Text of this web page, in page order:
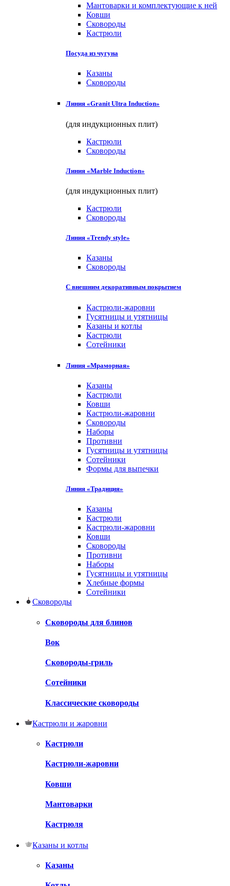
Мантоварки и комплектующие к ней
Ковши
Сковороды
Кастрюли
Посуда из чугуна
Казаны
Сковороды
Линия «Granit Ultra Induction»
(для индукционных плит)
Кастрюли
Сковороды
Линия «Marble Induction»
(для индукционных плит)
Кастрюли
Сковороды
Линия «Trendy style»
Казаны
Сковороды
С внешним декоративным покрытием
Кастрюли-жаровни
Гусятницы и утятницы
Казаны и котлы
Кастрюли
Сотейники
Линия «Мраморная»
Казаны
Кастрюли
Ковши
Кастрюли-жаровни
Сковороды
Наборы
Противни
Гусятницы и утятницы
Сотейники
Формы для выпечки
Линия «Традиция»
Казаны
Кастрюли
Кастрюли-жаровни
Ковши
Сковороды
Противни
Наборы
Гусятницы и утятницы
Хлебные формы
Сотейники
Сковороды
Сковороды для блинов
Вок
Сковороды-гриль
Сотейники
Классические сковороды
Кастрюли и жаровни
Кастрюли
Кастрюли-жаровни
Ковши
Мантоварки
Кастрюля
Казаны и котлы
Казаны